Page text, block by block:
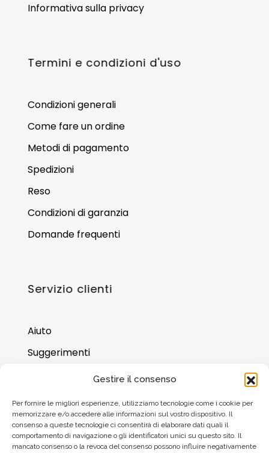
Gestire il consenso
Per fornire le migliori esperienze, utilizziamo tecnologie come i cookie per
memorizzare e/o accedere alle informazioni sul vostro dispositivo. Il
consenso a queste tecnologie ci consentirà di elaborare dati quali il
comportamento di navigazione o gli identificatori unici su questo sito. Il
mancato consenso o la revoca del consenso possono influire negativamente
Informativa sulla privacy
Termini e condizioni d'uso
Condizioni generali
Come fare un ordine
Metodi di pagamento
Spedizioni
Reso
Condizioni di garanzia
Domande frequenti
Servizio clienti
Aiuto
Suggerimenti